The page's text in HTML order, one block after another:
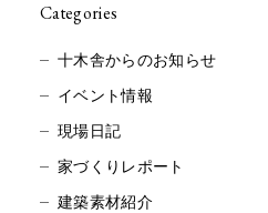
Categories
十木舎からのお知らせ
イベント情報
現場日記
家づくりレポート
建築素材紹介